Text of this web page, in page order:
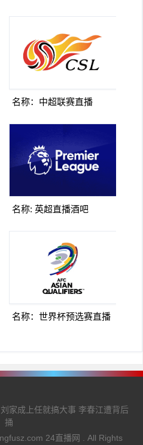
名称：中超联赛直播
名称: 英超直播酒吧
名称：世界杯预选赛直播
家成上任就搞大事 李春江遭背后
捅
24直播网 . All Rights